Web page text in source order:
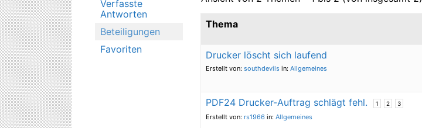
Verfasste
Antworten
Beteiligungen
Favoriten
Thema
Drucker löscht sich laufend
Erstellt von: southdevils in: Allgemeines
PDF24 Drucker-Auftrag schlägt fehl. 1 2 3
Erstellt von: rs1966 in: Allgemeines